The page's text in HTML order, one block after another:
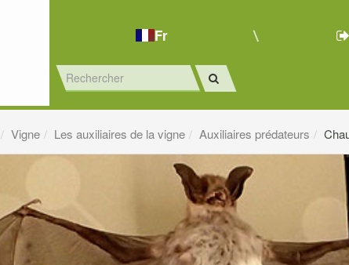
Fr
Vigne Les auxiliaires de la vigne Auxiliaires prédateurs